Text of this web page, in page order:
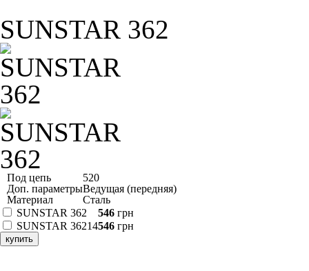
SUNSTAR 362
Под цепь
520
Доп. параметрыВедущая (передняя)
Материал
Сталь
SUNSTAR 362
546 грн
SUNSTAR 36214546 грн
купить